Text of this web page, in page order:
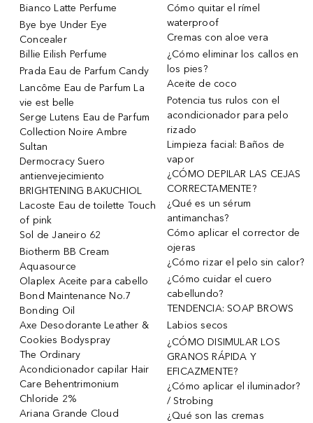
Bianco Latte Perfume
Bye bye Under Eye
Concealer
Billie Eilish Perfume
Prada Eau de Parfum Candy
Lancôme Eau de Parfum La
vie est belle
Serge Lutens Eau de Parfum
Collection Noire Ambre
Sultan
Dermocracy Suero
antienvejecimiento
BRIGHTENING BAKUCHIOL
Lacoste Eau de toilette Touch
of pink
Sol de Janeiro 62
Biotherm BB Cream
Aquasource
Olaplex Aceite para cabello
Bond Maintenance No.7
Bonding Oil
Axe Desodorante Leather &
Cookies Bodyspray
The Ordinary
Acondicionador capilar Hair
Care Behentrimonium
Chloride 2%
Ariana Grande Cloud
Cómo quitar el rímel
waterproof
Cremas con aloe vera
¿Cómo eliminar los callos en
los pies?
Aceite de coco
Potencia tus rulos con el
acondicionador para pelo
rizado
Limpieza facial: Baños de
vapor
¿CÓMO DEPILAR LAS CEJAS
CORRECTAMENTE?
¿Qué es un sérum
antimanchas?
Cómo aplicar el corrector de
ojeras
¿Cómo rizar el pelo sin calor?
¿Cómo cuidar el cuero
cabellundo?
TENDENCIA: SOAP BROWS
Labios secos
¿CÓMO DISIMULAR LOS
GRANOS RÁPIDA Y
EFICAZMENTE?
¿Cómo aplicar el iluminador?
/ Strobing
¿Qué son las cremas